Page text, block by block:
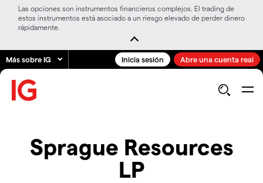
Las opciones son instrumentos financieros complejos. El trading de
estos instrumentos está asociado a un riesgo elevado de perder dinero
rápidamente.
Más sobre IG Inicia sesión Abre una cuenta real
Sprague Resources
LP